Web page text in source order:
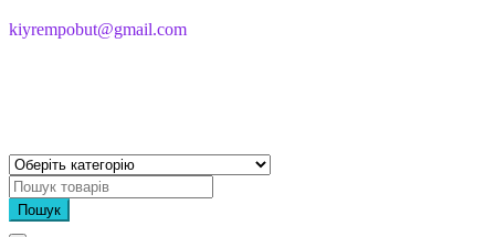
kiyrempobut@gmail.com
Пошук